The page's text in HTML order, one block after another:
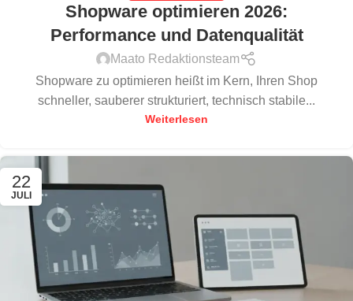
Shopware optimieren 2026:
Performance und Datenqualität
Maato Redaktionsteam
Shopware zu optimieren heißt im Kern, Ihren Shop
schneller, sauberer strukturiert, technisch stabile...
Weiterlesen
22
JULI